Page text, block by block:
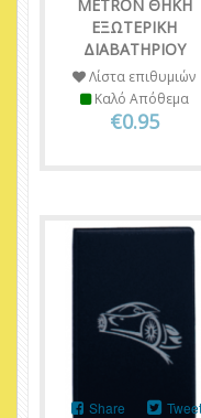
METRON ΘΗΚΗ
ΕΞΩΤΕΡΙΚΗ
ΔΙΑΒΑΤΗΡΙΟΥ
Λίστα επιθυμιών
Καλό Απόθεμα
€0.95
Share Tweet